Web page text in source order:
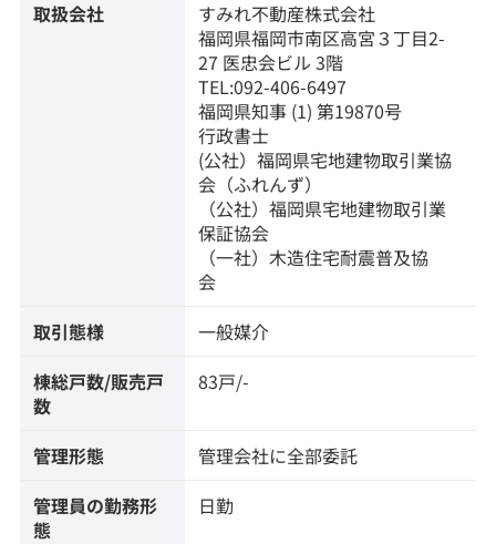
取扱会社
すみれ不動産株式会社
福岡県福岡市南区高宮３丁目2-
27 医忠会ビル 3階
TEL:092-406-6497
福岡県知事 (1) 第19870号
行政書士
(公社）福岡県宅地建物取引業協
会（ふれんず）
（公社）福岡県宅地建物取引業
保証協会
（一社）木造住宅耐震普及協
会
取引態様 一般媒介
棟総戸数/販売戸
数
83戸/-
管理形態 管理会社に全部委託
管理員の勤務形
態
日勤